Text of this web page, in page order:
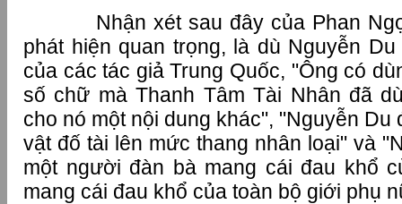
Nhận xét sau đây của Phan
phát hiện quan trọng, là dù Nguyễn
của các tác giả Trung Quốc, "Ông có
số chữ mà Thanh Tâm Tài Nhân đã
cho nó một nội dung khác", "Nguyễn Du
vật đố tài lên mức thang nhân loại" và
một người đàn bà mang cái đau khổ
mang cái đau khổ của toàn bộ giới phụ